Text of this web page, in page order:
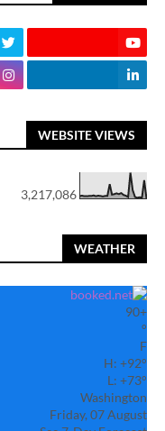
WEBSITE VIEWS
3,217,086
WEATHER
+
90
°
F
H: +92°
L: +73°
Washington
Friday, 07 August